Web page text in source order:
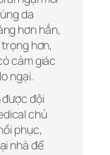
da
hơn hẳn,
hơn,
cảm giác
ngại.
đội
chủ
phục,
nhà để